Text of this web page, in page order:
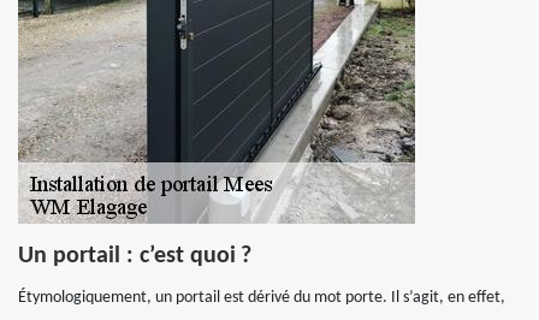
Un portail : c’est quoi ?
Étymologiquement, un portail est dérivé du mot porte. Il s’agit, en effet,